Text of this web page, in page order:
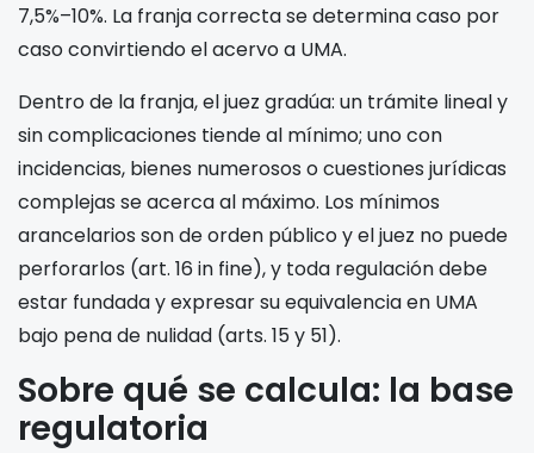
7,5%–10%. La franja correcta se determina caso por
caso convirtiendo el acervo a UMA.
Dentro de la franja, el juez gradúa: un trámite lineal y
sin complicaciones tiende al mínimo; uno con
incidencias, bienes numerosos o cuestiones jurídicas
complejas se acerca al máximo. Los mínimos
arancelarios son de orden público y el juez no puede
perforarlos (art. 16 in fine), y toda regulación debe
estar fundada y expresar su equivalencia en UMA
bajo pena de nulidad (arts. 15 y 51).
Sobre qué se calcula: la base
regulatoria